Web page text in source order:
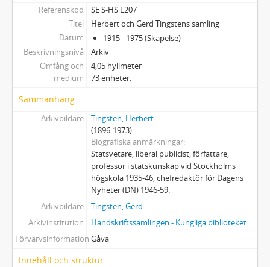
11 - Manuskript och korrektur
12 - Diverse
13 - PM
14 - Dossiéer
15 - Teckningar
16 - Fotografier
18:1-3 - Tryck
19 - Pressklipp
Referenskod
SE S-HS L207
Titel
Herbert och Gerd Tingstens samling
Datum
1915 - 1975 (Skapelse)
Beskrivningsnivå
Arkiv
Omfång och
medium
4,05 hyllmeter
73 enheter.
Sammanhang
Arkivbildare
Tingsten, Herbert
(1896-1973)
Biografiska anmärkningar
Statsvetare, liberal publicist, författare,
professor i statskunskap vid Stockholms
högskola 1935-46, chefredaktör för Dagens
Nyheter (DN) 1946-59.
Arkivbildare
Tingsten, Gerd
Arkivinstitution
Handskriftssamlingen - Kungliga biblioteket
Förvärvsinformation Gåva
Innehåll och struktur